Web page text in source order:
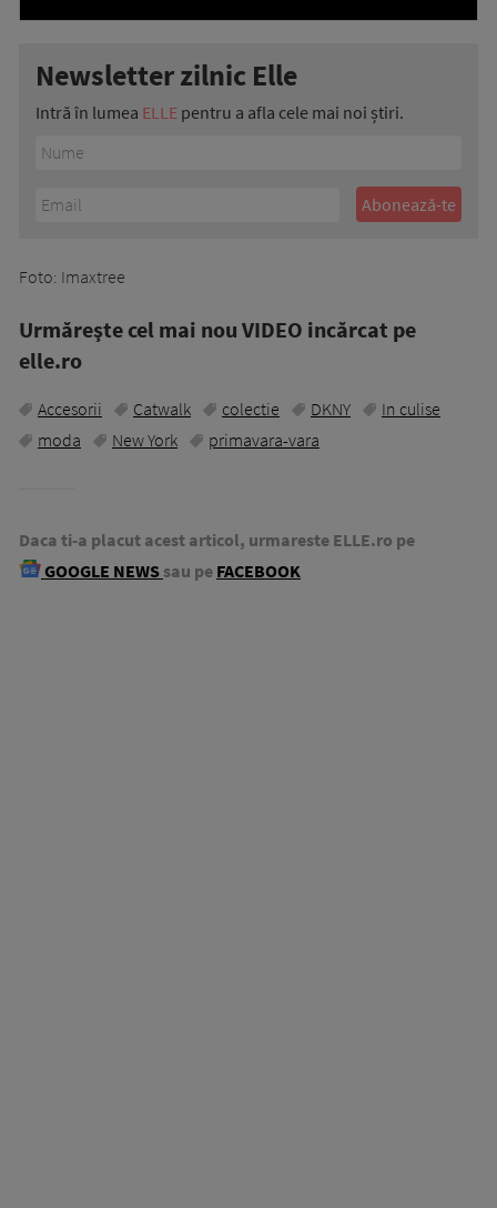
Newsletter zilnic Elle
Intră în lumea ELLE pentru a afla cele mai noi știri.
Foto: Imaxtree
Urmăreşte cel mai nou VIDEO incărcat pe
elle.ro
Accesorii Catwalk colectie DKNY
In culise
moda
New York primavara-vara
Daca ti-a placut acest articol, urmareste ELLE.ro pe
GOOGLE NEWS sau pe FACEBOOK